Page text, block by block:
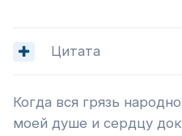
Цитата
Когда вся грязь
моей душе и сердцу